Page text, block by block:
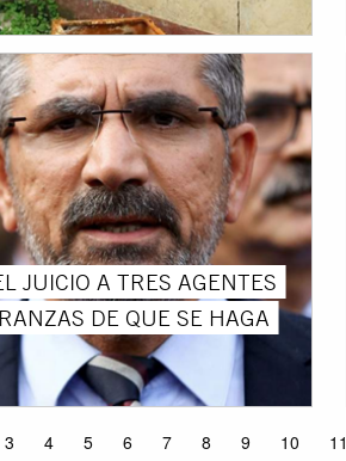
JUICIO A TRES AGENTES
DE QUE SE HAGA
3 4 5 6 7 8 9 10 11